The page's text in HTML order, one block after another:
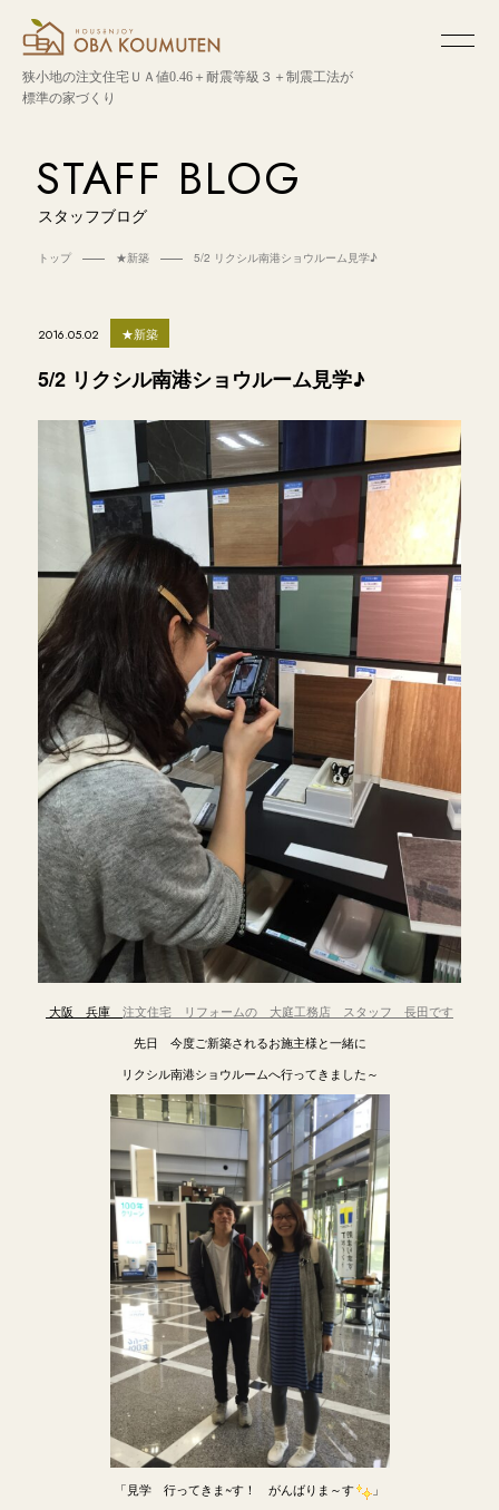
狭小地の注文住宅ＵＡ値0.46＋耐震等級３＋制震工法が
標準の家づくり
STAFF BLOG
スタッフブログ
トップ ★新築 5/2 リクシル南港ショウルーム見学♪
2016.05.02 ★新築
5/2 リクシル南港ショウルーム見学♪
大阪 兵庫 注文住宅 リフォームの 大庭工務店 スタッフ 長田です
先日 今度ご新築されるお施主様と一緒に
リクシル南港ショウルームへ行ってきました～
「見学 行ってきま~す！ がんばりま～す 」